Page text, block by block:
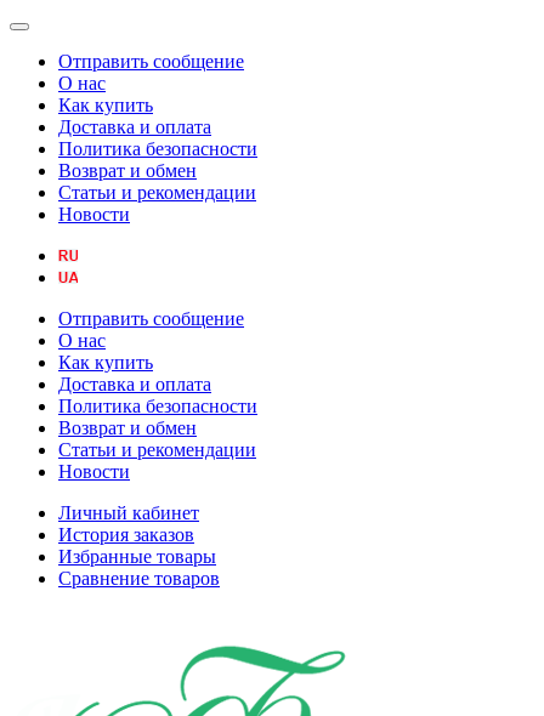
Отправить сообщение
О нас
Как купить
Доставка и оплата
Политика безопасности
Возврат и обмен
Статьи и рекомендации
Новости
Отправить сообщение
О нас
Как купить
Доставка и оплата
Политика безопасности
Возврат и обмен
Статьи и рекомендации
Новости
Личный кабинет
История заказов
Избранные товары
Сравнение товаров